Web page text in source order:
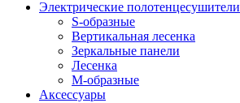
Электрические полотенцесушители
S-образные
Вертикальная лесенка
Зеркальные панели
Лесенка
М-образные
Аксессуары